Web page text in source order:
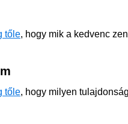
tőle, hogy mik a kedvenc
tőle, hogy milyen